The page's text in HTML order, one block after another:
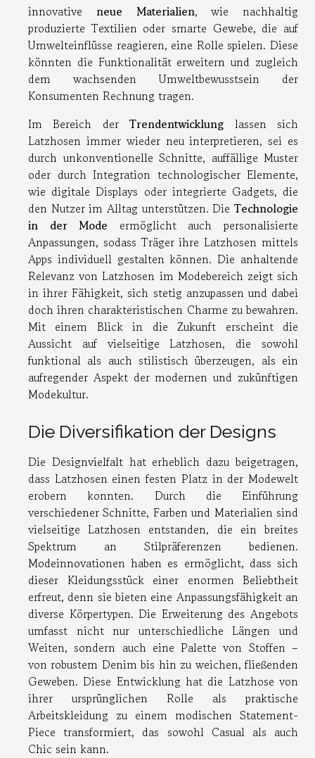
innovative neue Materialien, wie nachhaltig
produzierte Textilien oder smarte Gewebe, die auf
Umwelteinflüsse reagieren, eine Rolle spielen. Diese
könnten die Funktionalität erweitern und zugleich
dem wachsenden Umweltbewusstsein der
Konsumenten Rechnung tragen.
Im Bereich derTrendentwicklung lassen sich
Latzhosen immer wieder neu interpretieren, sei es
durch unkonventionelle Schnitte, auffällige Muster
oder durch Integration technologischer Elemente,
wie digitale Displays oder integrierte Gadgets, die
den Nutzer im Alltag unterstützen. Die Technologie
in der Mode ermöglicht auch personalisierte
Anpassungen, sodass Träger ihre Latzhosen mittels
Apps individuell gestalten können. Die anhaltende
Relevanz von Latzhosen im Modebereich zeigt sich
in ihrer Fähigkeit, sich stetig anzupassen und dabei
doch ihren charakteristischen Charme zu bewahren.
Mit einem Blick in die Zukunft erscheint die
Aussicht auf vielseitige Latzhosen, die sowohl
funktional als auch stilistisch überzeugen, als ein
aufregender Aspekt der modernen und zukünftigen
Modekultur.
Die Diversifikation der Designs
Die Designvielfalt hat erheblich dazu beigetragen,
dass Latzhosen einen festen Platz in der Modewelt
erobern konnten. Durch die Einführung
verschiedener Schnitte, Farben und Materialien sind
vielseitige Latzhosen entstanden, die ein breites
Spektrum an Stilpräferenzen bedienen.
Modeinnovationen haben es ermöglicht, dass sich
dieser Kleidungsstück einer enormen Beliebtheit
erfreut, denn sie bieten eine Anpassungsfähigkeit an
diverse Körpertypen. Die Erweiterung des Angebots
umfasst nicht nur unterschiedliche Längen und
Weiten, sondern auch eine Palette von Stoffen –
von robustem Denim bis hin zu weichen, fließenden
Geweben. Diese Entwicklung hat die Latzhose von
ihrer ursprünglichen Rolle als praktische
Arbeitskleidung zu einem modischen Statement-
Piece transformiert, das sowohl Casual als auch
Chic sein kann.